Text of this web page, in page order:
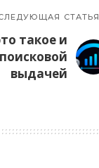
СТАТЬЯ
такое и
выдачей